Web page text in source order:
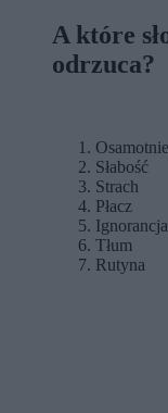
A które
odrzuca?
Słabość
Strach
Płacz
Ignorancja
Tłum
Rutyna